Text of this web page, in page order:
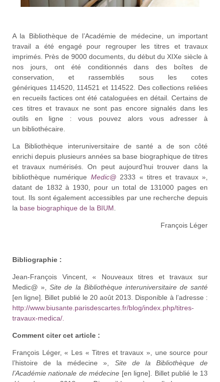
A la Bibliothèque de l’Académie de médecine, un important
travail a été engagé pour regrouper les titres et travaux
imprimés. Près de 9000 documents, du début du XIXe siècle à
nos jours, ont été conditionnés dans des boîtes de
conservation, et rassemblés sous les cotes
génériques 114520, 114521 et 114522. Des collections reliées
en recueils factices ont été cataloguées en détail. Certains de
ces titres et travaux ne sont pas encore signalés dans les
outils en ligne : vous pouvez alors vous adresser à
un bibliothécaire.
La Bibliothèque interuniversitaire de santé a de son côté
enrichi depuis plusieurs années sa base biographique de titres
et travaux numérisés. On peut aujourd’hui trouver dans la
bibliothèque numérique Medic@2333 « titres et travaux »,
datant de 1832 à 1930, pour un total de 131000 pages en
tout. Ils sont également accessibles par une recherche depuis
la base biographique de la BIUM
François Léger
Bibliographie :
Jean-François Vincent, « Nouveaux titres et travaux sur
Medic@ »,Site de la Bibliothèque interuniversitaire de santé
[en ligne]. Billet publié le 20 août 2013. Disponible à l’adresse :
http://www.biusante.parisdescartes.fr/blog/index.php/titres-
travaux-medica/.
Comment citer cet article :
François Léger, « Les « Titres et travaux », une source pour
l’histoire de la médecine », Site de la Bibliothèque de
l’Académie nationale de médecine [en ligne]. Billet publié le 13